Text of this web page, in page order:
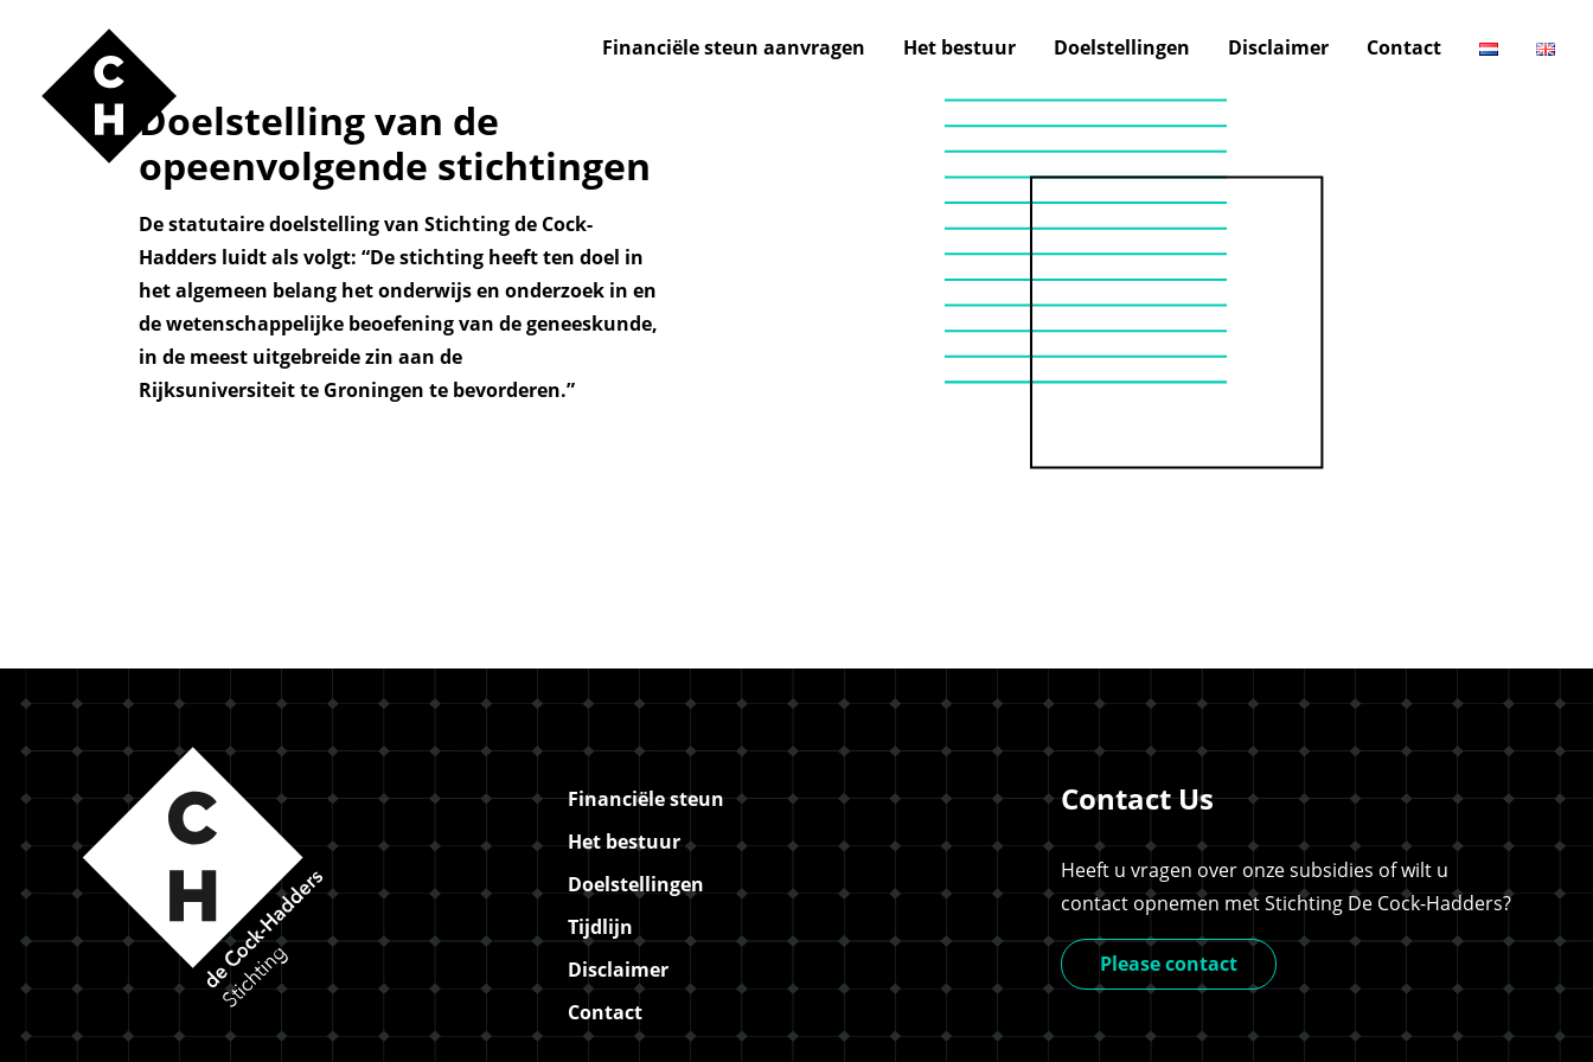
Financiële steun aanvragen Het bestuur Doelstellingen Disclaimer Contact
Doelstelling van de
opeenvolgende stichtingen
De statutaire doelstelling van Stichting de Cock-
Hadders luidt als volgt: “De stichting heeft ten doel in
het algemeen belang het onderwijs en onderzoek in en
de wetenschappelijke beoefening van de geneeskunde,
in de meest uitgebreide zin aan de
Rijksuniversiteit te Groningen te bevorderen.”
Financiële steun
Het bestuur
Doelstellingen
Tijdlijn
Disclaimer
Contact
Contact Us
Heeft u vragen over onze subsidies of wilt u
contact opnemen met Stichting De Cock-Hadders?
Please contact